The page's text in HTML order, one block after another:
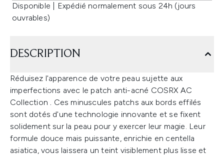
Disponible | Expédié normalement sous 24h (jours
ouvrables)
DESCRIPTION
Réduisez l'apparence de votre peau sujette aux
imperfections avec le patch anti-acné COSRX AC
Collection. Ces minuscules patchs aux bords effilés
sont dotés d'une technologie innovante et se fixent
solidement sur la peau pour y exercer leur magie. Leur
formule douce mais puissante, enrichie en centella
asiatica, vous laissera un teint visiblement plus lisse et